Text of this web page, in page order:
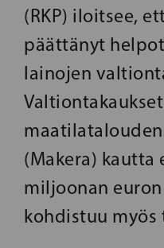
(RKP) iloitsee,
päättänyt
lainojen
(Makera) kautta
miljoonan
kohdistuu